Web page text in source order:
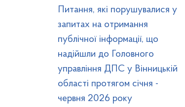
Питання, які порушувалися у
запитах на отримання
публічної інформації, що
надійшли до Головного
управління ДПС у Вінницькій
області протягом січня -
червня 2026 року